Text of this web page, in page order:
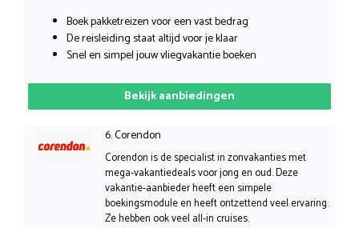
Boek pakketreizen voor een vast bedrag
De reisleiding staat altijd voor je klaar
Snel en simpel jouw vliegvakantie boeken
Bekijk aanbiedingen
6. Corendon
Corendon is de specialist in zonvakanties met
mega-vakantiedeals voor jong en oud. Deze
vakantie-aanbieder heeft een simpele
boekingsmodule en heeft ontzettend veel ervaring.
Ze hebben ook veel all-in cruises.